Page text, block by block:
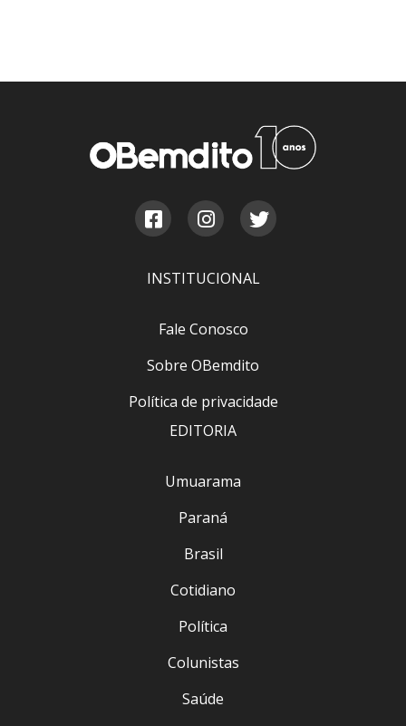
INSTITUCIONAL
Fale Conosco
Sobre OBemdito
Política de privacidade
EDITORIA
Umuarama
Paraná
Brasil
Cotidiano
Política
Colunistas
Saúde